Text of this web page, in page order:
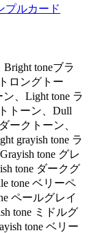
プルカード
toneブラ
ロングトー
、Light tone ラ
トーン、Dull
ークトーン、
grayish tone ラ
tone グレ
tone ダークグ
tone ベリーペ
ペールグレイ
tone ミドルグ
tone ベリー